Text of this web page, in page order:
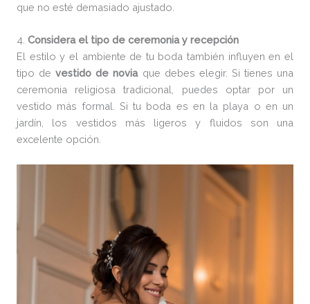
que no esté demasiado ajustado.
4. Considera el tipo de ceremonia y recepción
El estilo y el ambiente de tu boda también influyen en el
tipo devestido de noviaque debes elegir. Si tienes una
ceremonia religiosa tradicional, puedes optar por un
vestido más formal. Si tu boda es en la playa o en un
jardín, los vestidos más ligeros y fluidos son una
excelente opción.